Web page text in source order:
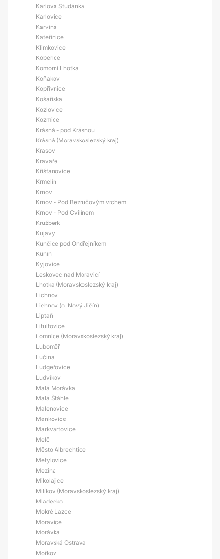
Karlova Studánka
Karlovice
Karviná
Kateřinice
Klimkovice
Kobeřice
Komorní Lhotka
Koňakov
Kopřivnice
Košařiska
Kozlovice
Kozmice
Krásná - pod Krásnou
Krásná (Moravskoslezský kraj)
Krasov
Kravaře
Křišťanovice
Krmelín
Krnov
Krnov - Pod Bezručovým vrchem
Krnov - Pod Cvilínem
Kružberk
Kujavy
Kunčice pod Ondřejníkem
Kunín
Kyjovice
Leskovec nad Moravicí
Lhotka (Moravskoslezský kraj)
Lichnov
Lichnov (o. Nový Jičín)
Liptaň
Litultovice
Lomnice (Moravskoslezský kraj)
Luboměř
Lučina
Ludgeřovice
Ludvíkov
Malá Morávka
Malá Štáhle
Malenovice
Mankovice
Markvartovice
Melč
Město Albrechtice
Metylovice
Mezina
Mikolajice
Milíkov (Moravskoslezský kraj)
Mladecko
Mokré Lazce
Moravice
Morávka
Moravská Ostrava
Mořkov